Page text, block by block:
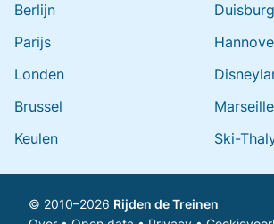
Berlijn
Parijs
Londen
Brussel
Keulen
Duisburg
Marseille
Ski-
© 2010–2026 Rijden de Treinen